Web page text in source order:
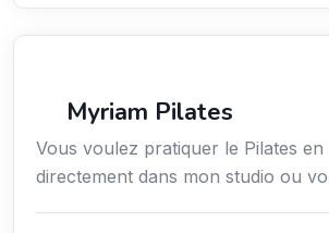
Myriam Pilates
Vous voulez pratiquer le Pilates en
directement dans mon studio ou